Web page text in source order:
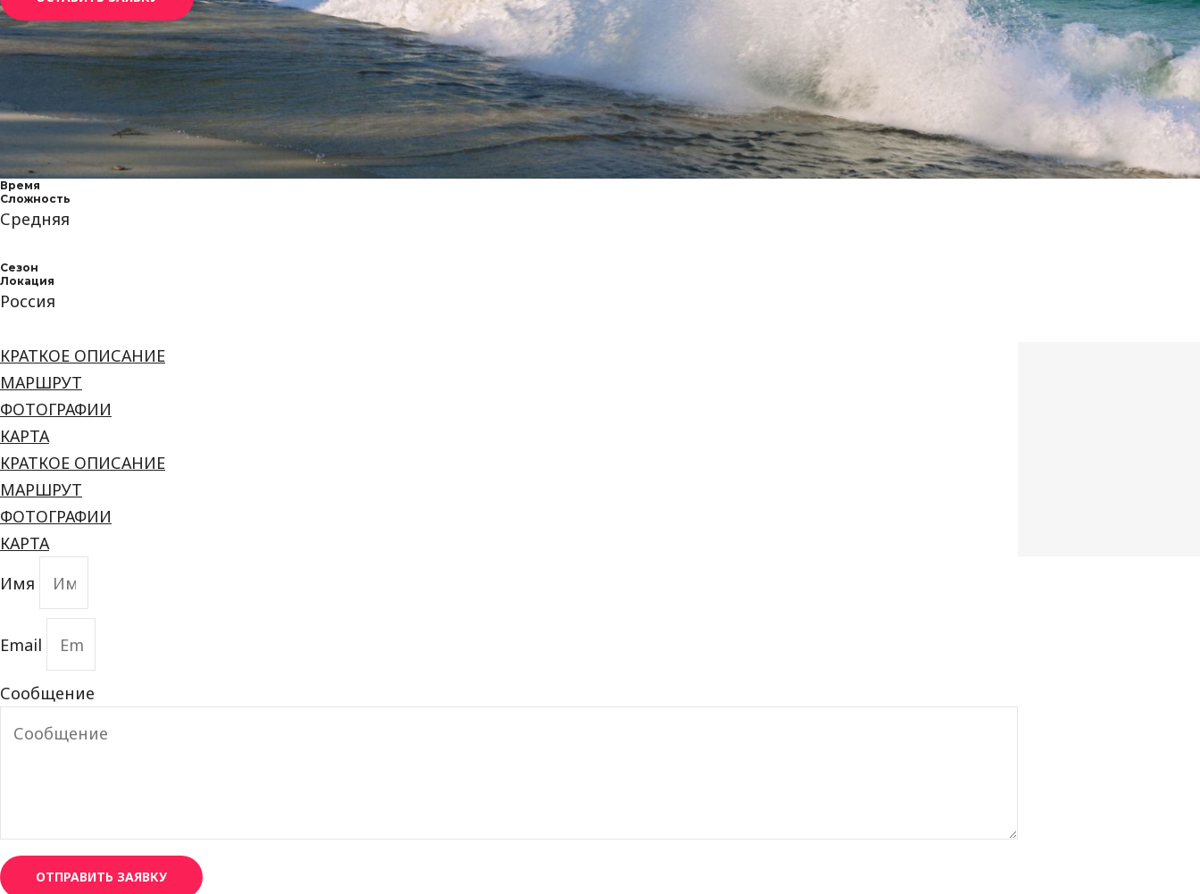
Время
Сложность
Средняя
Сезон
Локация
Россия
КРАТКОЕ ОПИСАНИЕ
МАРШРУТ
ФОТОГРАФИИ
КАРТА
КРАТКОЕ ОПИСАНИЕ
МАРШРУТ
ФОТОГРАФИИ
КАРТА
Имя
Email
Сообщение
ОТПРАВИТЬ ЗАЯВКУ